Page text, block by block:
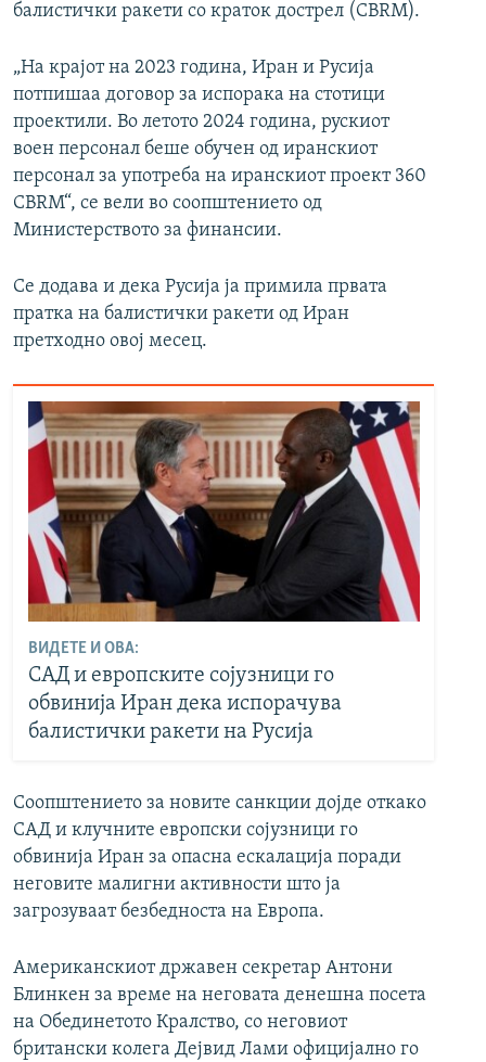
балистички ракети со краток дострел (CBRM).
„На крајот на 2023 година, Иран и Русија
потпишаа договор за испорака на стотици
проектили. Во летото 2024 година, рускиот
воен персонал беше обучен од иранскиот
персонал за употреба на иранскиот проект 360
CBRM“, се вели во соопштението од
Министерството за финансии.
Се додава и дека Русија ја примила првата
пратка на балистички ракети од Иран
претходно овој месец.
ВИДЕТЕ И ОВА:
САД и европските сојузници го
обвинија Иран дека испорачува
балистички ракети на Русија
Соопштението за новите санкции дојде откако
САД и клучните европски сојузници го
обвинија Иран за опасна ескалација поради
неговите малигни активности што ја
загрозуваат безбедноста на Европа.
Американскиот државен секретар Антони
Блинкен за време на неговата денешна посета
на Обединетото Кралство, со неговиот
британски колега Дејвид Лами официјално го